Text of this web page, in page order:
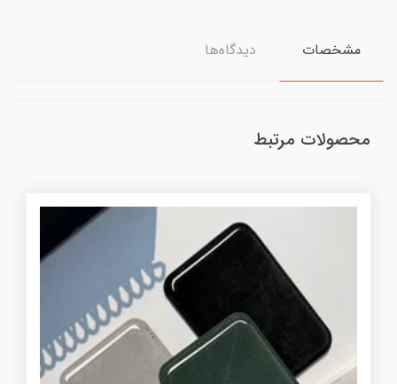
مشخصات دیدگاه‌ها
محصولات مرتبط